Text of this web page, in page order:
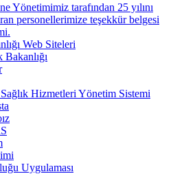
Yönetimimiz tarafından 25 yılını
personellerimize teşekkür belgesi
Web Siteleri
Bakanlığı
Hizmetleri Yönetim Sistemi
Uygulaması